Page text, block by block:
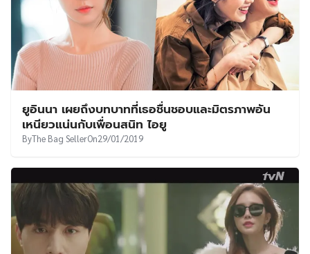
ยูอินนา เผยถึงบทบาทที่เธอชื่นชอบและมิตรภาพอัน
เหนียวแน่นกับเพื่อนสนิท ไอยู
ByThe Bag SellerOn29/01/2019